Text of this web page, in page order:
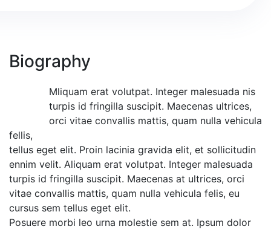
Biography
Mliquam erat volutpat. Integer malesuada nis
turpis id fringilla suscipit. Maecenas ultrices,
orci vitae convallis mattis, quam nulla vehicula
fellis,
tellus eget elit. Proin lacinia gravida elit, et sollicitudin
ennim velit. Aliquam erat volutpat. Integer malesuada
turpis id fringilla suscipit. Maecenas at ultrices, orci
vitae convallis mattis, quam nulla vehicula felis, eu
cursus sem tellus eget elit.
Posuere morbi leo urna molestie sem at. Ipsum dolor